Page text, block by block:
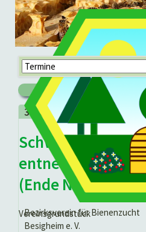
Bezirksverein für Bienenzucht
Besigheim e. V.
Navigation
überspringen
zurück
30.June2023 -
entnehmen,
(Ende NIK)
Vereinsgrundstück